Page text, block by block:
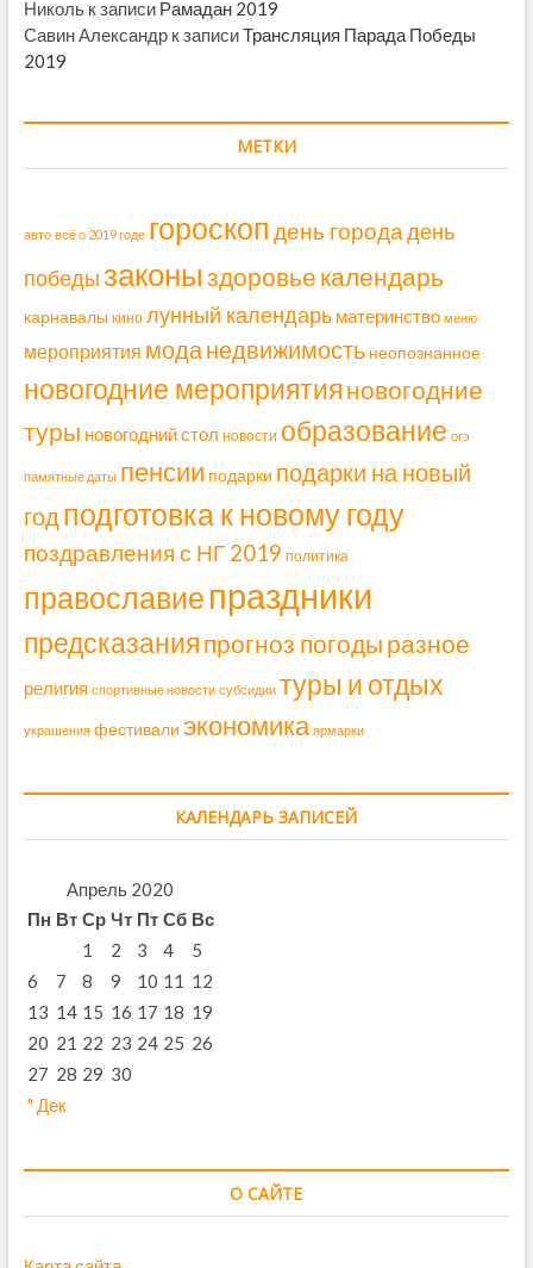
Никольк записи Рамадан 2019
Савин Александрк записиТрансляция Парада Победы
2019
МЕТКИ
авто всё о 2019 годе гороскоп день городадень
победызаконыздоровье календарь
карнавалы кино лунный календарь материнство меню
мероприятия моданедвижимость неопознанное
новогодние мероприятия новогодние
туры новогодний стол новости образование огэ
памятные даты пенсии подарки подарки на новый
год подготовка к новому году
поздравления с НГ 2019 политика
православие праздники
предсказанияпрогноз погоды разное
религия спортивные новости субсидии туры и отдых
украшения фестивали экономика ярмарки
КАЛЕНДАРЬ ЗАПИСЕЙ
Апрель 2020
Пн Вт Ср Чт Пт Сб Вс
" Дек
1 2 3 4
5
6
7 8 9 10 11 12
13 14 15 16 17 18 19
20 21 22 23 24 25 26
27 28 29 30
О САЙТЕ